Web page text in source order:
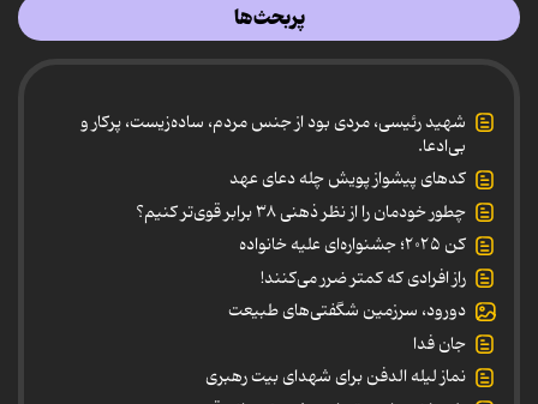
پربحث‌ها
شهید رئیسی، مردی بود از جنس مردم، ساده‌زیست، پرکار و
بی‌ادعا.
کدهای پیشواز پویش چله دعای عهد
چطور خودمان را از نظر ذهنی ۳۸ برابر قوی‌تر کنیم؟
کن ۲۰۲۵؛ جشنواره‌ای علیه خانواده
راز افرادی که کمتر ضرر می‌کنند!
دورود، سرزمین شگفتی‌های طبیعت
جان فدا
نماز لیله الدفن برای شهدای بیت رهبری